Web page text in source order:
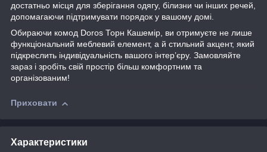
достатньо місця для зберігання одягу, білизни чи інших речей,
допомагаючи підтримувати порядок у вашому домі.
Обираючи комод Doros Торн Кашемір, ви отримуєте не лише
функціональний меблевий елемент, а й стильний акцент, який
підкреслить індивідуальність вашого інтер’єру. Замовляйте
зараз і зробіть свій простір більш комфортним та
організованим!
Приховати
Характеристики